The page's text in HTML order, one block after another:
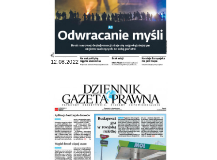
12.08.2022